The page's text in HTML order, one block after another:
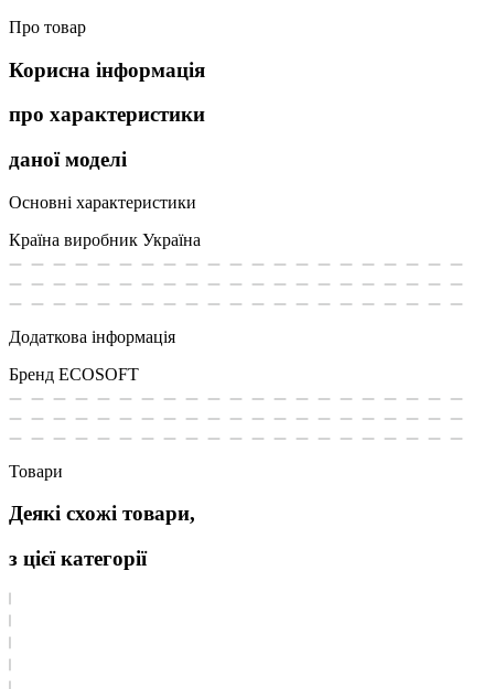
Про товар
Корисна інформація
про характеристики
даної моделі
Основні характеристики
Країна виробник Україна
Додаткова інформація
Бренд ECOSOFT
Товари
Деякі схожі товари,
з цієї категорії